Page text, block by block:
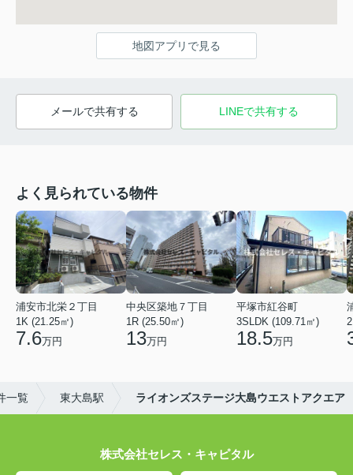
地図アプリで見る
メールで共有する LINEで共有する
よく見られている物件
浦安市北栄２丁目
1K (21.25㎡)
7.6万円
中央区築地７丁目
1R (25.50㎡)
13万円
平塚市紅谷町
3SLDK (109.71㎡)
18.5万円
一覧 東大島駅 ライオンズステージ大島ウエストアクエア
株式会社セレス・キャピタル